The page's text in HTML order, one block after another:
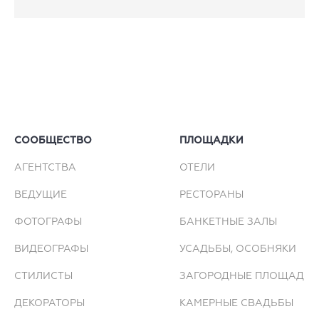
СООБЩЕСТВО
АГЕНТСТВА
ВЕДУЩИЕ
ФОТОГРАФЫ
ВИДЕОГРАФЫ
СТИЛИСТЫ
ДЕКОРАТОРЫ
ПЛОЩАДКИ
ОТЕЛИ
РЕСТОРАНЫ
БАНКЕТНЫЕ ЗАЛЫ
УСАДЬБЫ, ОСОБНЯКИ
ЗАГОРОДНЫЕ ПЛОЩАДКИ
КАМЕРНЫЕ СВАДЬБЫ